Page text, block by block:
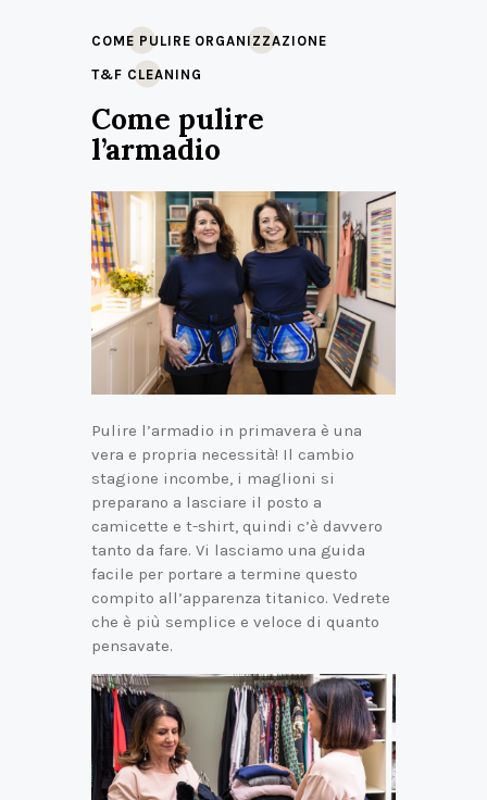
COME PULIRE ORGANIZZAZIONE
T&F CLEANING
Come pulire
l’armadio
Pulire l’armadio in primavera è una
vera e propria necessità! Il cambio
stagione incombe, i maglioni si
preparano a lasciare il posto a
camicette e t-shirt, quindi c’è davvero
tanto da fare. Vi lasciamo una guida
facile per portare a termine questo
compito all’apparenza titanico. Vedrete
che è più semplice e veloce di quanto
pensavate.